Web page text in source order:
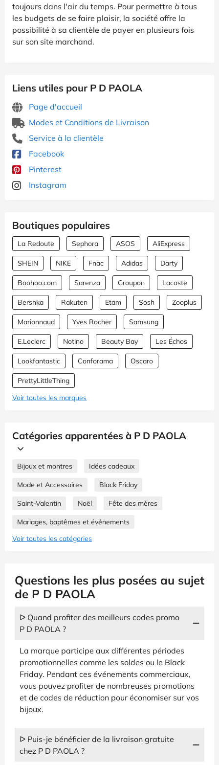
toujours dans l'air du temps. Pour permettre à tous
les budgets de se faire plaisir, la société offre la
possibilité à sa clientèle de payer en plusieurs fois
sur son site marchand.
Liens utiles pour P D PAOLA
Page d'accueil
Modes et Conditions de Livraison
Service à la clientèle
Facebook
Pinterest
Instagram
Boutiques populaires
La Redoute Sephora ASOS AliExpress
SHEIN NIKE Fnac Adidas Darty
Boohoo.com Sarenza Groupon Lacoste
Bershka Rakuten Etam Sosh Zooplus
Marionnaud Yves Rocher Samsung
E.Leclerc Notino Beauty Bay Les Échos
Lookfantastic Conforama Oscaro
PrettyLittleThing
Voir toutes les marques
Catégories apparentées à P D PAOLA
Bijoux et montres Idées cadeaux
Mode et Accessoires Black Friday
Saint-Valentin Noël Fête des mères
Mariages, baptêmes et événements
Voir toutes les catégories
Questions les plus posées au sujet
de P D PAOLA
ᐅ Quand profiter des meilleurs codes promo
P D PAOLA ?
La marque participe aux différentes périodes
promotionnelles comme les soldes ou le Black
Friday. Pendant ces événements commerciaux,
vous pouvez profiter de nombreuses promotions
et de codes de réduction pour économiser sur vos
bijoux.
ᐅ Puis-je bénéficier de la livraison gratuite
chez P D PAOLA ?